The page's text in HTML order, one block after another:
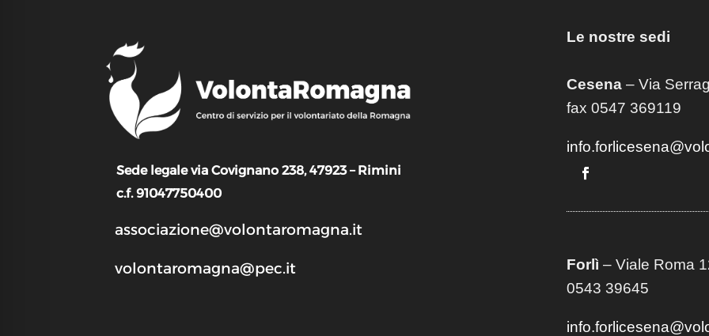
Sede legale via Covignano 238, 47923 – Rimini
c.f. 91047750400
associazione@volontaromagna.it
volontaromagna@pec.it
Le nostre sedi
Cesena– Via
fax 0547 369119
Forlì – Viale Roma
0543 39645